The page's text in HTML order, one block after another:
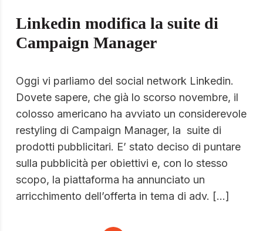
Linkedin modifica la suite di
Campaign Manager
Oggi vi parliamo del social network Linkedin.
Dovete sapere, che già lo scorso novembre, il
colosso americano ha avviato un considerevole
restyling di Campaign Manager, la suite di
prodotti pubblicitari. E’ stato deciso di puntare
sulla pubblicità per obiettivi e, con lo stesso
scopo, la piattaforma ha annunciato un
arricchimento dell’offerta in tema di adv. […]